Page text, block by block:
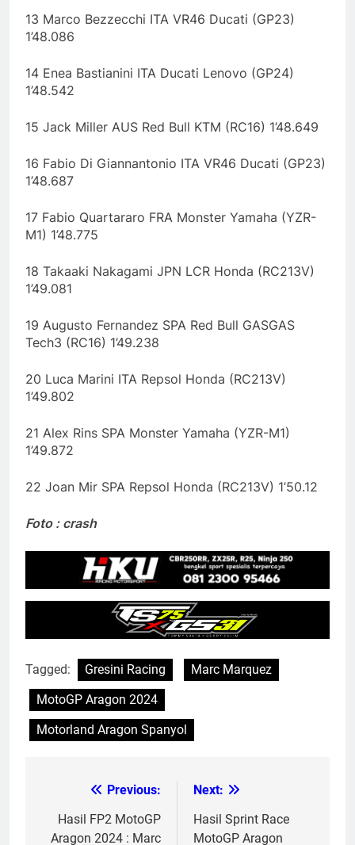
13 Marco Bezzecchi ITA VR46 Ducati (GP23)
1’48.086
14 Enea Bastianini ITA Ducati Lenovo (GP24)
1’48.542
15 Jack Miller AUS Red Bull KTM (RC16) 1’48.649
16 Fabio Di Giannantonio ITA VR46 Ducati (GP23)
1’48.687
17 Fabio Quartararo FRA Monster Yamaha (YZR-
M1) 1’48.775
18 Takaaki Nakagami JPN LCR Honda (RC213V)
1’49.081
19 Augusto Fernandez SPA Red Bull GASGAS
Tech3 (RC16) 1’49.238
20 Luca Marini ITA Repsol Honda (RC213V)
1’49.802
21 Alex Rins SPA Monster Yamaha (YZR-M1)
1’49.872
22 Joan Mir SPA Repsol Honda (RC213V) 1’50.12
Foto : crash
Tagged: Gresini Racing
Marc Marquez
MotoGP Aragon 2024
Motorland Aragon Spanyol
navigation
Previous:
Hasil FP2 MotoGP
Aragon 2024 : Marc
Next:
Hasil Sprint Race
MotoGP Aragon